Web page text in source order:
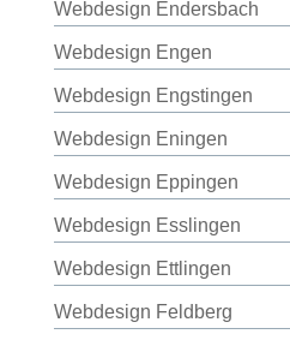
Webdesign Endersbach
Webdesign Engen
Webdesign Engstingen
Webdesign Eningen
Webdesign Eppingen
Webdesign Esslingen
Webdesign Ettlingen
Webdesign Feldberg